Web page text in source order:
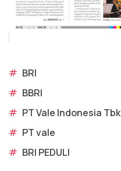
# BRI
# BBRI
# PT Vale Indonesia Tbk
# PT vale
# BRI PEDULI